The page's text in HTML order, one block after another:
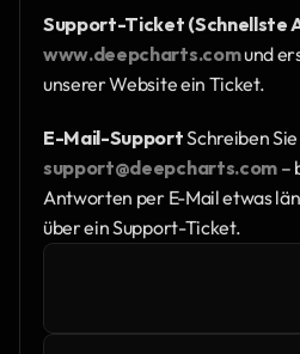
Support-Ticket (Schnellste
www.deepcharts.com und
unserer Website ein Ticket.
E-Mail-Support
support@deepcharts.com –
Antworten per E-Mail etwas
über ein Support-Ticket.